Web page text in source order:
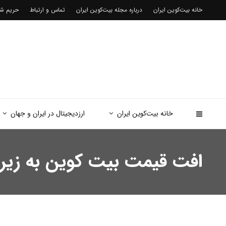
خانه بیت‌کوین ایران ارزدیجیتال در ایران و جهان
خانه بیت‌کوین ایران درباره مجله بیت‌کوین ایران تماس و ارتباط حریم
افت قیمت بیت‌ کوین به زیر ۱۲۱ هزار دلار پس از شکست سقف